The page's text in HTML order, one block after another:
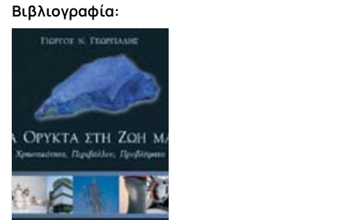
Βιβλιογραφία: